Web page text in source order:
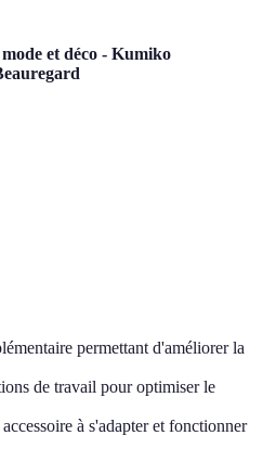
et déco - Kumiko
permettant d'améliorer la
de travail pour optimiser le
à s'adapter et fonctionner